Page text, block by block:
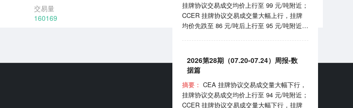
挂牌协议交易成交均价上行至 99 元/吨附近；
CCER 挂牌协议交易成交量大幅上行，挂牌
均价先跌至 86 元/吨后上行至 95 元/吨附近；
挂牌均价在 38 元/吨附近浮动； BEA 线上成
交均价 102-105 元/吨区间波动。 7月31日，
国家机关事务管理局和国家发展和改革委员会
印发《“十五五”公共机构节能降碳工作方案》
的通知；8月1日，国家能源局宣布正式开始
2026第28期（07.20-07.24）周报-数
据篇
摘要： CEA 挂牌协议交易成交量大幅下行，
挂牌协议交易成交均价上行至 94 元/吨附近；
CCER 挂牌协议交易成交量大幅下行，挂牌
交易量
160169